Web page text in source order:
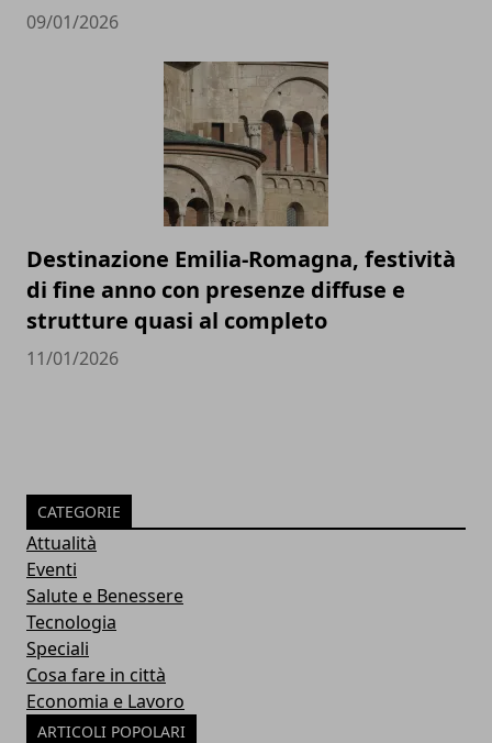
09/01/2026
Destinazione Emilia-Romagna, festività
di fine anno con presenze diffuse e
strutture quasi al completo
11/01/2026
CATEGORIE
Attualità
Eventi
Salute e Benessere
Tecnologia
Speciali
Cosa fare in città
Economia e Lavoro
ARTICOLI POPOLARI